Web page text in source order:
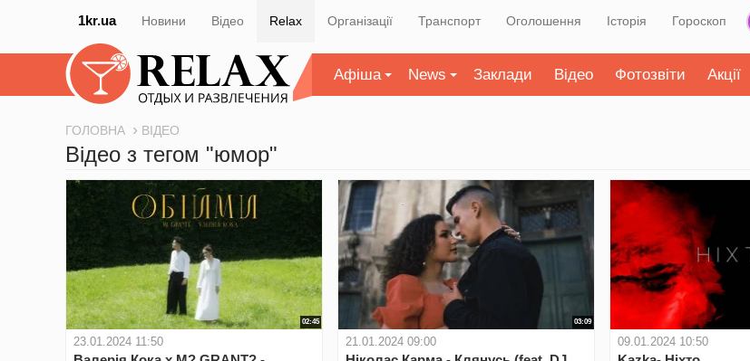
1kr.ua Новини Відео Relax Організації Транспорт Оголошення Історія Гороскоп
Афіша News Заклади Відео Фотозвіти Акції
ГОЛОВНА ВІДЕО
Відео з тегом "юмор"
02:45
23.01.2024 11:50
03:09
21.01.2024 09:00 09.01.2024 10:50